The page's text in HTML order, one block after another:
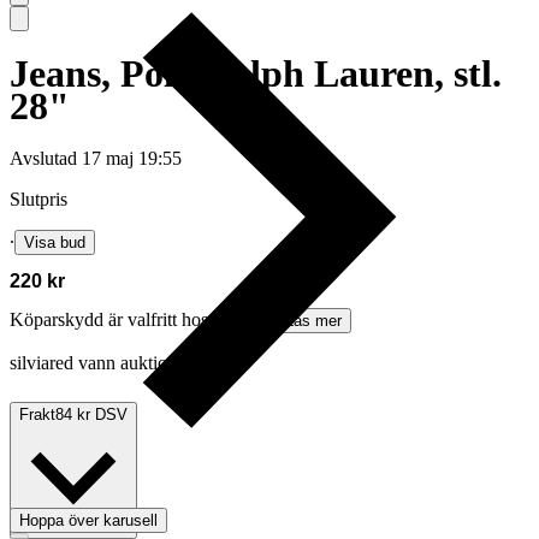
Jeans, Polo Ralph Lauren, stl.
28"
Avslutad 17 maj 19:55
Slutpris
∙ Visa bud
220 kr
Köparskydd är valfritt hos företag.
Läs mer
silviared vann auktionen
Frakt84 kr DSV
Hoppa över karusell